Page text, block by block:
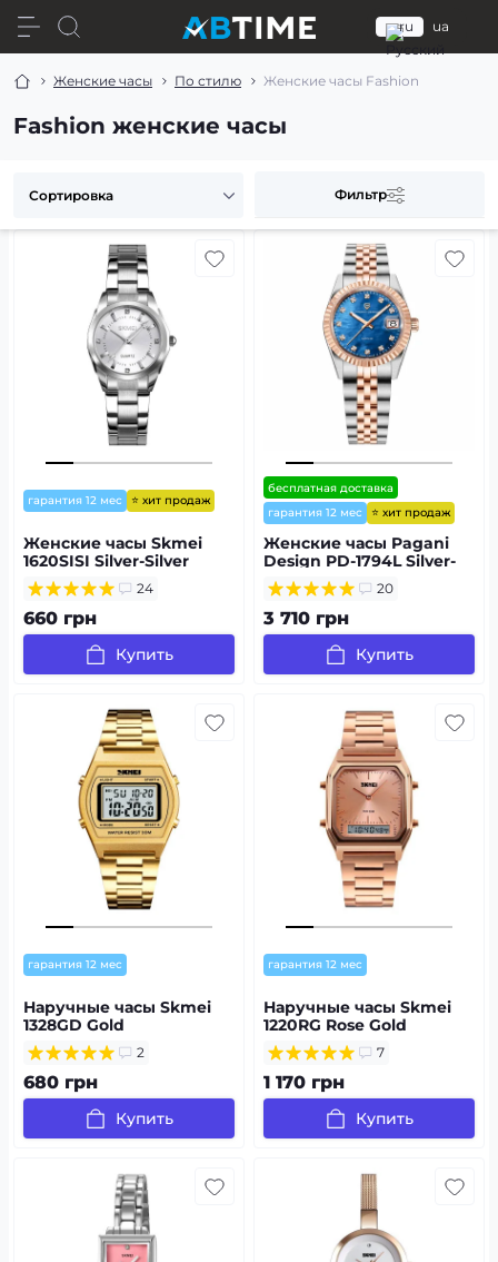
ru ua
Женские часы По стилю Женские часы Fashion
Fashion женские часы
Фильтр
гарантия 12 мес ⭐ хит продаж
Женские часы Skmei
1620SISI Silver-Silver
24
660 грн
Купить
бесплатная доставка
гарантия 12 мес
⭐ хит продаж
Женские часы Pagani
Design PD-1794L Silver-
Rose Gold-Blue
20
3 710 грн
Купить
гарантия 12 мес
Наручные часы Skmei
1328GD Gold
2
680 грн
Купить
гарантия 12 мес
Наручные часы Skmei
1220RG Rose Gold
7
1 170 грн
Купить